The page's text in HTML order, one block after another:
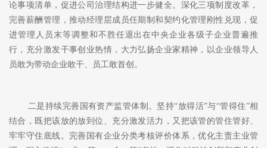
论事项清单，促进公司治理结构进一步健全。深化三项制度改革，
完善薪酬管理，推动经理层成员任期制和契约化管理刚性兑现，促
进管理人员末等调整和不胜任退出在中央企业各级子企业普遍推
行，充分激发干事创业热情，大力弘扬企业家精神，以企业领导人
员敢为带动企业敢干、员工敢首创。
二是持续完善国有资产监管体制。坚持“放得活”与“管得住”相
结合，既把该放的放到位、充分激发活力，又把该管的管住管好、
牢牢守住底线。完善国有企业分类考核评价体系，优化主责主业管